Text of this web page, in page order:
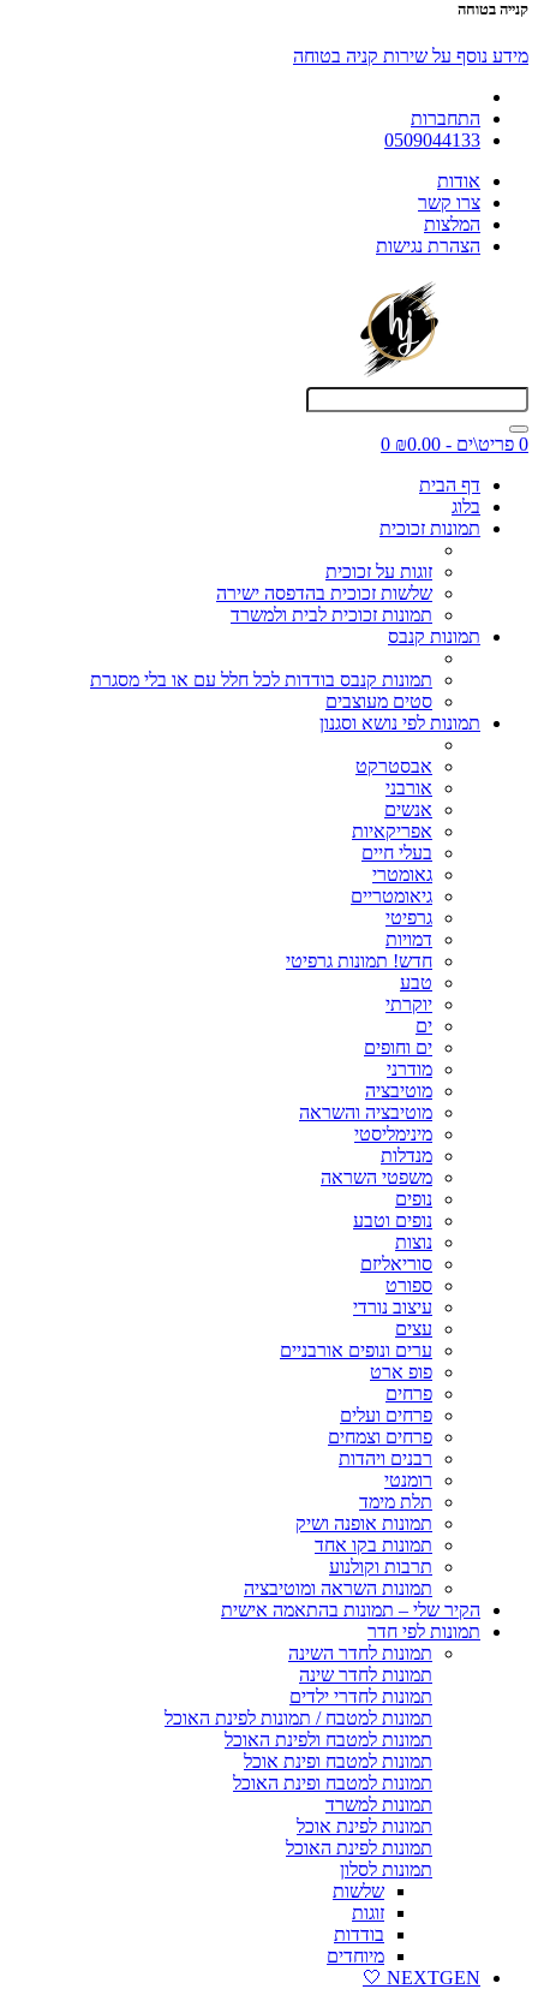
קנייה בטוחה
מידע נוסף על שירות קניה בטוחה
התחברות
0509044133
אודות
צרו קשר
המלצות
הצהרת נגישות
0 פריט\ים - ₪0.00
0
דף הבית
בלוג
תמונות זכוכית
זוגות על זכוכית
שלשות זכוכית בהדפסה ישירה
תמונות זכוכית לבית ולמשרד
תמונות קנבס
תמונות קנבס בודדות לכל חלל עם או בלי מסגרת
סטים מעוצבים
תמונות לפי נושא וסגנון
אבסטרקט
אורבני
אנשים
אפריקאיות
בעלי חיים
גאומטרי
גיאומטריים
גרפיטי
דמויות
חדש! תמונות גרפיטי
טבע
יוקרתי
ים
ים וחופים
מודרני
מוטיבציה
מוטיבציה והשראה
מינימליסטי
מנדלות
משפטי השראה
נופים
נופים וטבע
נוצות
סוריאליזם
ספורט
עיצוב נורדי
עצים
ערים ונופים אורבניים
פופ ארט
פרחים
פרחים ועלים
פרחים וצמחים
רבנים ויהדות
רומנטי
תלת מימד
תמונות אופנה ושיק
תמונות בקו אחד
תרבות וקולנוע
תמונות השראה ומוטיבציה
הקיר שלי – תמונות בהתאמה אישית
תמונות לפי חדר
תמונות לחדר השינה
תמונות לחדר שינה
תמונות לחדרי ילדים
תמונות למטבח / תמונות לפינת האוכל
תמונות למטבח ולפינת האוכל
תמונות למטבח ופינת אוכל
תמונות למטבח ופינת האוכל
תמונות למשרד
תמונות לפינת אוכל
תמונות לפינת האוכל
תמונות לסלון
שלשות
זוגות
בודדות
מיוחדים
NEXTGEN 🤍